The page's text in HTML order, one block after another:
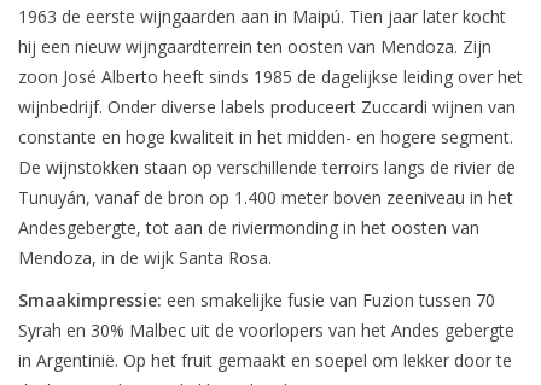
1963 de eerste wijngaarden aan in Maipú. Tien jaar later kocht
hij een nieuw wijngaardterrein ten oosten van Mendoza. Zijn
zoon José Alberto heeft sinds 1985 de dagelijkse leiding over het
wijnbedrijf. Onder diverse labels produceert Zuccardi wijnen van
constante en hoge kwaliteit in het midden- en hogere segment.
De wijnstokken staan op verschillende terroirs langs de rivier de
Tunuyán, vanaf de bron op 1.400 meter boven zeeniveau in het
Andesgebergte, tot aan de riviermonding in het oosten van
Mendoza, in de wijk Santa Rosa.
Smaakimpressie: een smakelijke fusie van Fuzion tussen 70
Syrah en 30% Malbec uit de voorlopers van het Andes gebergte
in Argentinië. Op het fruit gemaakt en soepel om lekker door te